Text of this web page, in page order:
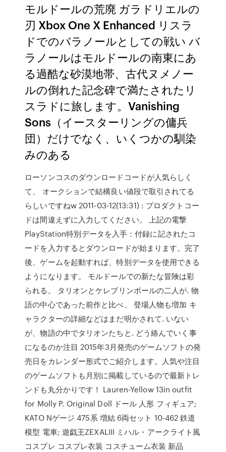
モルドールの荒廃 ガラドリエルの
刃 Xbox One X Enhanced リスラ
ドでのバラノールとしての戦い バ
ラノールはモルドールの南東にあ
る過酷な砂漠地帯、古代ヌメノー
ルの倒れた記念碑で満たされたリ
スラドに旅します。Vanishing
Sons（イースターリングの傭兵
団）だけでなく、いくつかの馴染
みのある
ローソンコスのダウンロードコードが人気らしく
て、 オークションで結構良い値段で取引されてる
らしいですねw 2011-03-12(13:31) : プロダクトコー
ドは間違えずに入力してください。 上記の電撃
PlayStation特別データを入手：付録に記されたコ
ードを入力するとダウンロードが始まります。完了
後、ゲームを起動すれば、特別データを使用できる
ようになります。 モルドールでの新たな冒険は彩
られる。 タリオンとケレブリンボールの二人が. 物
語の中心であった前作と比べ、 登場人物も増加 キ
ャラクターの詳細などはまだ明かされて. いない
が、物語の中でタリオンたちと. どう絡んでいく事
になるのか注目 2015年3月発売のゲームソフトの発
売日をカレンダー形式でご紹介します。人気や注目
のゲームソフトも月別に掲載しているので最新トレ
ンドも丸分かりです！ Lauren-Yellow 13in outfit
for Molly P. Original Doll ドール 人形 フィギュア;
KATO Nゲージ 475系 増結 6両セット 10-462 鉄道
模型 電車; 遊戯王ZEXALIII ミハル・アークライト風
コスプレ コスプレ衣装 コスチューム衣装 新品